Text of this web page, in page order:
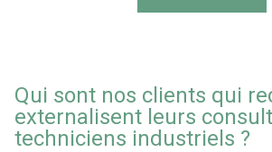
Qui sont nos clients qui
externalisent leurs
techniciens industriels ?